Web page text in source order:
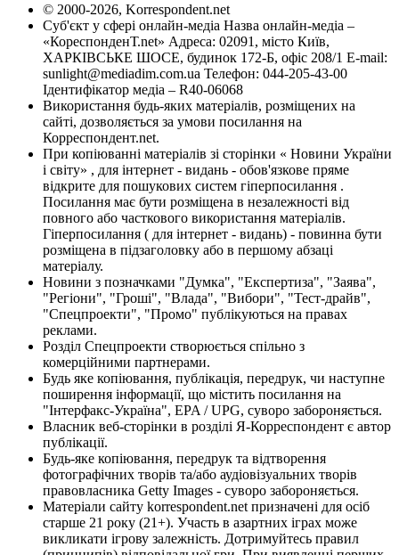
© 2000-2026, Korrespondent.net
Суб'єкт у сфері онлайн-медіа Назва онлайн-медіа –
«КореспонденТ.net» Адреса: 02091, місто Київ,
ХАРКІВСЬКЕ ШОСЕ, будинок 172-Б, офіс 208/1 E-mail:
sunlight@mediadim.com.ua Телефон: 044-205-43-00
Ідентифікатор медіа – R40-06068
Використання будь-яких матеріалів, розміщених на
сайті, дозволяється за умови посилання на
Корреспондент.net.
При копіюванні матеріалів зі сторінки « Новини України
і світу» , для інтернет - видань - обов'язкове пряме
відкрите для пошукових систем гіперпосилання .
Посилання має бути розміщена в незалежності від
повного або часткового використання матеріалів.
Гіперпосилання ( для інтернет - видань) - повинна бути
розміщена в підзаголовку або в першому абзаці
матеріалу.
Новини з позначками "Думка", "Експертиза", "Заява",
"Регіони", "Гроші", "Влада", "Вибори", "Тест-драйв",
"Спецпроекти", "Промо" публікуються на правах
реклами.
Розділ Спецпроекти створюється спільно з
комерційними партнерами.
Будь яке копіювання, публікація, передрук, чи наступне
поширення інформації, що містить посилання на
"Інтерфакс-Україна", EPA / UPG, суворо забороняється.
Власник веб-сторінки в розділі Я-Корреспондент є автор
публікації.
Будь-яке копіювання, передрук та відтворення
фотографічних творів та/або аудіовізуальних творів
правовласника Getty Images - суворо забороняється.
Матеріали сайту korrespondent.net призначені для осіб
старше 21 року (21+). Участь в азартних іграх може
викликати ігрову залежність. Дотримуйтесь правил